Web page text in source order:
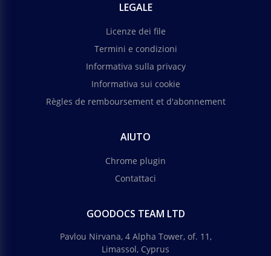
LEGALE
Licenze dei file
Termini e condizioni
Informativa sulla privacy
Informativa sui cookie
Règles de remboursement et d'abonnement
AIUTO
Chrome plugin
Contattaci
GOODOCS TEAM LTD
Pavlou Nirvana, 4 Alpha Tower, of. 11,
Limassol, Cyprus